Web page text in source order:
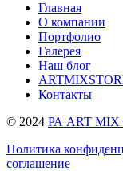
Главная
О компании
Портфолио
Галерея
Наш блог
Контакты
© 2024 РА ART MIX
Политика
соглашение